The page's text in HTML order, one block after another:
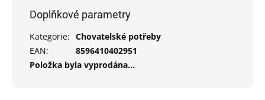
Doplňkové parametry
Kategorie: Chovatelské potřeby
EAN:
8596410402951
Položka byla vyprodána…